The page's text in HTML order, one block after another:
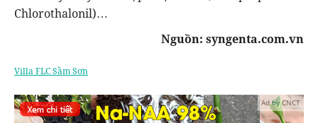
Chlorothalonil)…
Nguồn: syngenta.com.vn
Villa FLC Sầm Sơn
Ad by CNCT